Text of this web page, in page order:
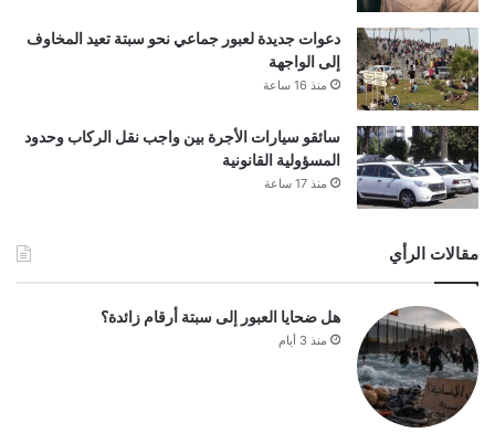
دعوات جديدة لعبور جماعي نحو سبتة تعيد المخاوف
إلى الواجهة
منذ 16 ساعة
سائقو سيارات الأجرة بين واجب نقل الركاب وحدود
المسؤولية القانونية
منذ 17 ساعة
مقالات الرأي
هل ضحايا العبور إلى سبتة أرقام زائدة؟
منذ 3 أيام